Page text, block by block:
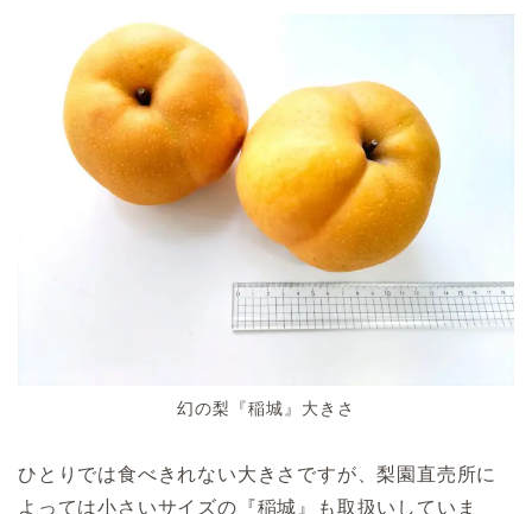
幻の梨『稲城』大きさ
ひとりでは食べきれない大きさですが、梨園直売所に
よっては小さいサイズの『稲城』も取扱いしていま